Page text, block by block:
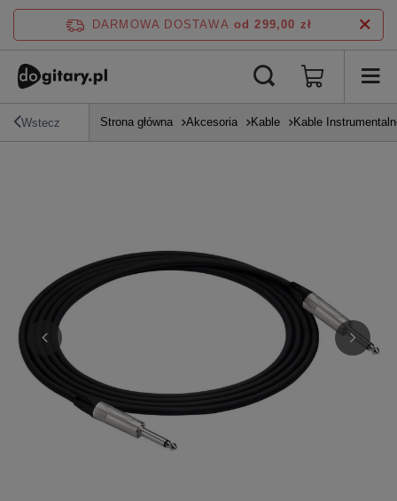
DARMOWA DOSTAWA od 299,00 zł
Wstecz Strona główna Akcesoria Kable Kable